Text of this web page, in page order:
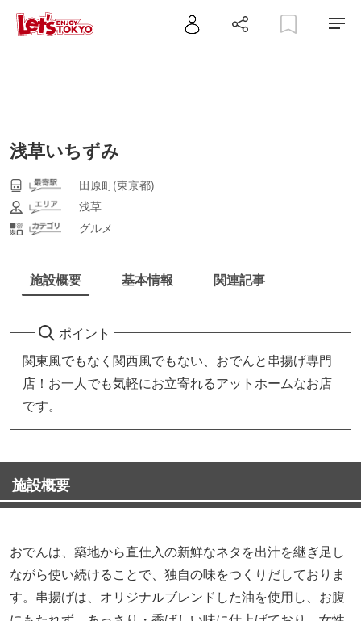
浅草いちずみ
田原町(東京都)
浅草
グルメ
施設概要 基本情報 関連記事
ポイント
関東風でもなく関西風でもない、おでんと串揚げ専門
店！お一人でも気軽にお立寄れるアットホームなお店
です。
施設概要
おでんは、築地から直仕入の新鮮なネタを出汁を継ぎ足し
ながら使い続けることで、独自の味をつくりだしておりま
す。串揚げは、オリジナルブレンドした油を使用し、お腹